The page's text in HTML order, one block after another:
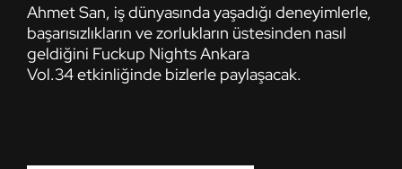
Ahmet San, iş dünyasında yaşadığı deneyimlerle,
başarısızlıkların ve zorlukların üstesinden nasıl
geldiğini Fuckup Nights Ankara
Vol.34 etkinliğinde bizlerle paylaşacak.